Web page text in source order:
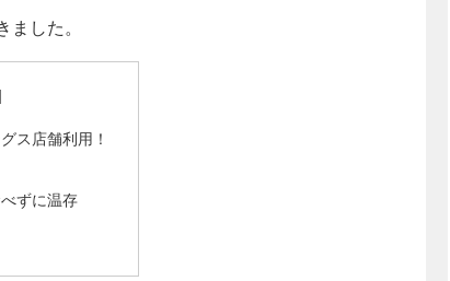
ました。
ス店舗利用！
ずに温存